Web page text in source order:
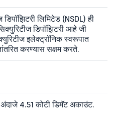
लिमिटेड (NSDL) ही
डिपॉझिटरी आहे जी
इलेक्ट्रॉनिक स्वरूपात
करण्यास सक्षम करते.
4.51 कोटी डिमॅट अकाउंट.